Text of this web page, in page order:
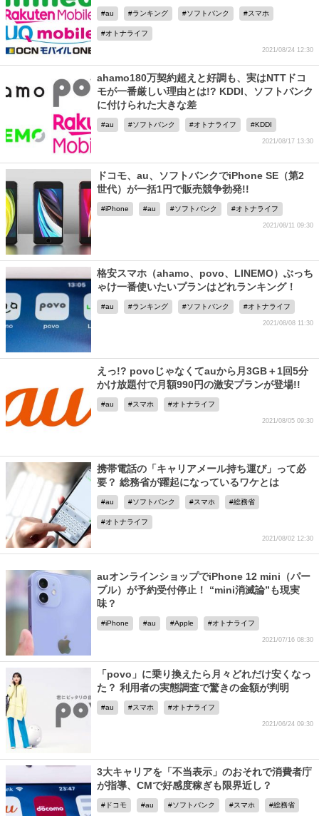
au ランキング ソフトバンク スマホ
オトナライフ
2021/08/24 12:30
ahamo180万契約超えと好調も、実はNTTドコ
モが一番厳しい理由とは!? KDDI、ソフトバンク
に付けられた大きな差
au ソフトバンク オトナライフ KDDI
2021/08/17 13:30
ドコモ、au、ソフトバンクでiPhone SE（第2
世代）が一括1円で販売競争勃発!!
iPhone au ソフトバンク オトナライフ
2021/08/11 09:30
格安スマホ（ahamo、povo、LINEMO）ぶっち
ゃけ一番使いたいプランはどれランキング！
au ランキング ソフトバンク オトナライフ
2021/08/08 11:30
えっ!? povoじゃなくてauから月3GB＋1回5分
かけ放題付で月額990円の激安プランが登場!!
au スマホ オトナライフ
2021/08/05 09:30
携帯電話の「キャリアメール持ち運び」って必
要？ 総務省が躍起になっているワケとは
au ソフトバンク スマホ 総務省
オトナライフ
2021/08/02 12:30
auオンラインショップでiPhone 12 mini（パー
プル）が予約受付停止！ “mini消滅論”も現実
味？
iPhone au Apple オトナライフ
2021/07/16 08:30
「povo」に乗り換えたら月々どれだけ安くなっ
た？ 利用者の実態調査で驚きの金額が判明
au スマホ オトナライフ
2021/06/24 09:30
3大キャリアを「不当表示」のおそれで消費者庁
が指導、CMで好感度稼ぎも限界近し？
ドコモ au ソフトバンク スマホ 総務省